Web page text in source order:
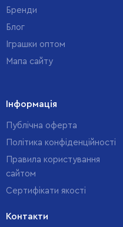
Бренди
Блог
Іграшки оптом
Мапа сайту
Інформація
Публічна оферта
Політика конфіденційності
Правила користування
сайтом
Cертифікати якості
Контакти